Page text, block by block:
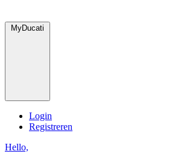
MyDucati
Login
Registreren
Hello,